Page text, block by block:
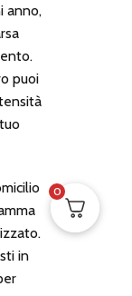
anno,
puoi
in
0